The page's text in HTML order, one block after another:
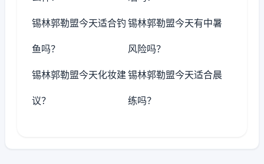
锡林郭勒盟今天适合钓
鱼吗？
锡林郭勒盟今天有中暑
风险吗？
锡林郭勒盟今天化妆建
议？
锡林郭勒盟今天适合晨
练吗？